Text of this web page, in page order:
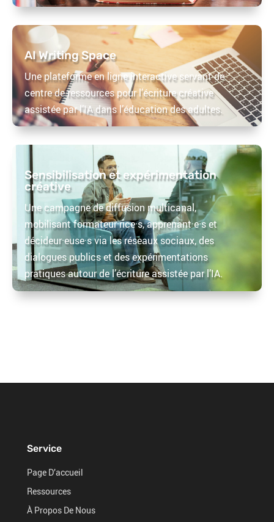
AI Writing Space
Une plateforme en ligne interactive servant de
centre de ressources pour l’écriture créative
assistée par l’IA dans l’éducation des adultes.
Sensibilisation et expérimentation
créative
Une campagne de diffusion multicanal,
mobilisant formateur·rice·s, apprenant·e·s et
décideur·euse·s via les réseaux sociaux, des
dialogues publics et des expérimentations
pratiques autour de l’écriture assistée par l’IA.
Service
Page D’accueil
Ressources
À Propos De Nous